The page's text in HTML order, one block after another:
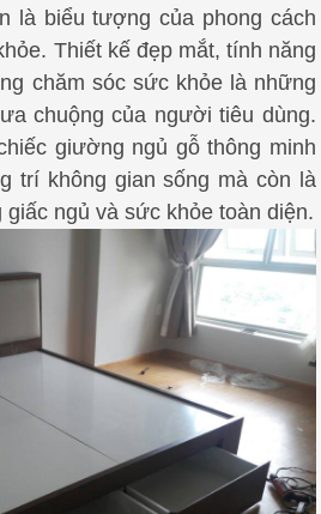
là biểu tượng của phong cách
Thiết kế đẹp mắt, tính năng
chăm sóc sức khỏe là những
chuộng của người tiêu dùng.
giường ngủ gỗ thông minh
trí không gian sống mà còn là
ngủ và sức khỏe toàn diện.